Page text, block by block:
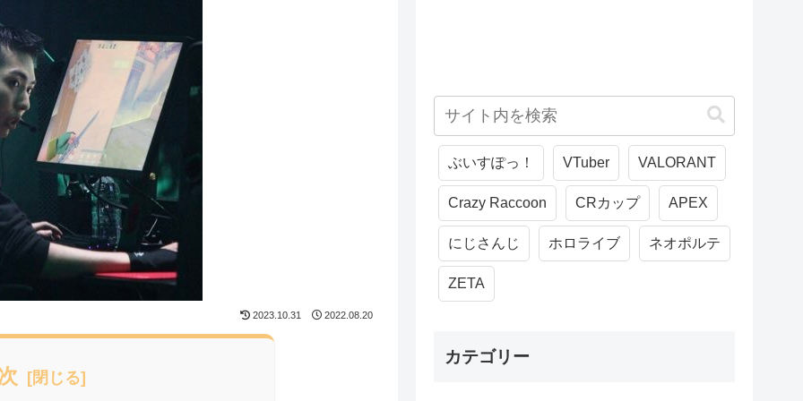
2023.10.31 2022.08.20
ぶいすぽっ！ VTuber VALORANT
Crazy Raccoon CRカップ APEX
にじさんじ ホロライブ ネオポルテ
ZETA
カテゴリー